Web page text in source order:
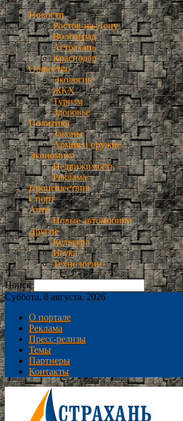
Новости
Ростов-на-Дону
Волгоград
Астрахань
Краснодар
Общество
Экология
ЖКХ
Туризм
Здоровье
Политика
Законы
Армия и оружие
Экономика
Недвижимость
Реклама
Происшествия
Спорт
Авто
Новые автомобили
Другие
Культура
Наука
Технологии
Поиск
Суббота, 8 августа, 2026
О портале
Реклама
Пресс-релизы
Темы
Партнеры
Контакты